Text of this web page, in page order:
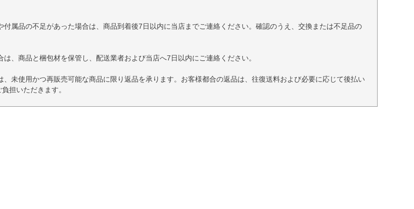
付属品の不足があった場合は、商品到着後7日以内に当店までご連絡ください。確認のうえ、交換または不足品の
、商品と梱包材を保管し、配送業者および当店へ7日以内にご連絡ください。
、未使用かつ再販売可能な商品に限り返品を承ります。お客様都合の返品は、往復送料および必要に応じて後払い
担いただきます。